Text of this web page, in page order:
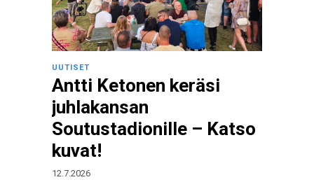
UUTISET
Antti Ketonen keräsi
juhlakansan
Soutustadionille – Katso
kuvat!
12.7.2026